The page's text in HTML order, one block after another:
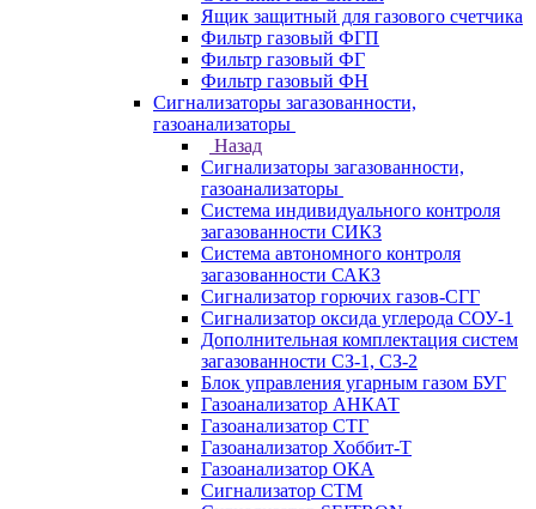
Ящик защитный для газового счетчика
Фильтр газовый ФГП
Фильтр газовый ФГ
Фильтр газовый ФН
Сигнализаторы загазованности,
газоанализаторы
Назад
Сигнализаторы загазованности,
газоанализаторы
Система индивидуального контроля
загазованности СИКЗ
Система автономного контроля
загазованности САКЗ
Сигнализатор горючих газов-СГГ
Сигнализатор оксида углерода СОУ-1
Дополнительная комплектация систем
загазованности СЗ-1, СЗ-2
Блок управления угарным газом БУГ
Газоанализатор АНКАТ
Газоанализатор СТГ
Газоанализатор Хоббит-Т
Газоанализатор ОКА
Сигнализатор СТМ